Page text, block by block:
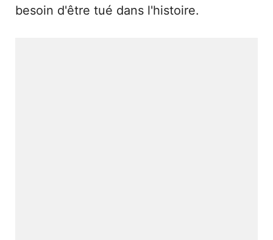
besoin d'être tué dans l'histoire.